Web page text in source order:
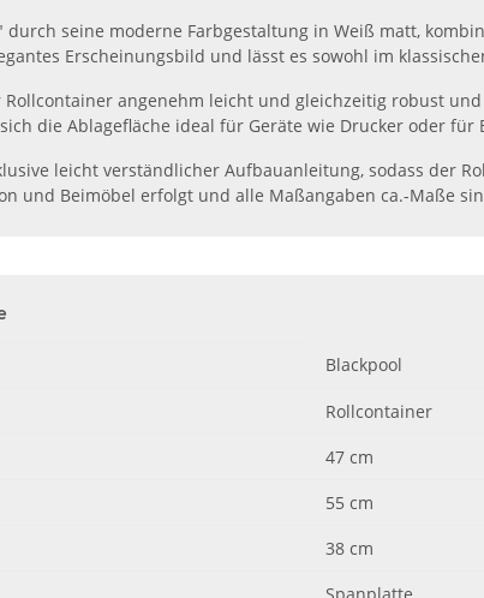
durch seine moderne Farbgestaltung in Weiß matt,
Erscheinungsbild und lässt es sowohl im
angenehm leicht und gleichzeitig robust
die Ablagefläche ideal für Geräte wie Drucker oder
leicht verständlicher Aufbauanleitung, sodass der
und Beimöbel erfolgt und alle Maßangaben ca.-Maße
Blackpool
Rollcontainer
47 cm
55 cm
38 cm
Spanplatte